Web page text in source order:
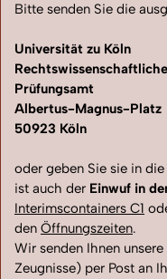
Bitte senden Sie die
Universität zu Köln
Prüfungsamt
Albertus-Magnus-Platz
50923 Köln
oder geben Sie sie in
ist auch der Einwuf in
Interimscontainers C1
den Öffnungszeiten.
Wir senden Ihnen
Zeugnisse) per Post an